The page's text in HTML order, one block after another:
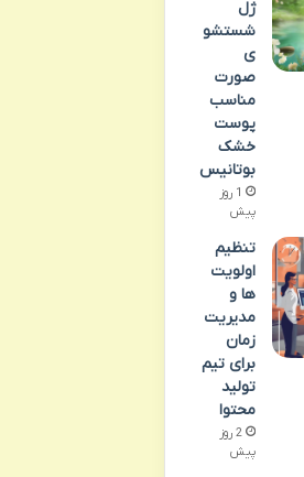
ژل
شستشو
ی
صورت
مناسب
پوست
خشک
بوتانیس
1 روز
پیش
تنظیم
اولویت
ها و
مدیریت
زمان
برای تیم
تولید
محتوا
2 روز
پیش